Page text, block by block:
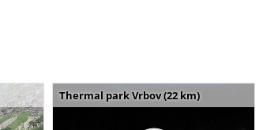
Thermal park Vrbov (22 km)